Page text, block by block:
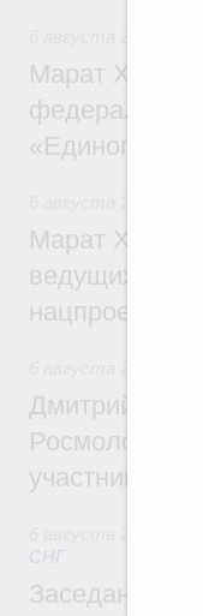
Марат
«Единого
Марат
ведущих к
нацпроекту
Дмитрий
Росмолодёжи
участников
СНГ
Заседание